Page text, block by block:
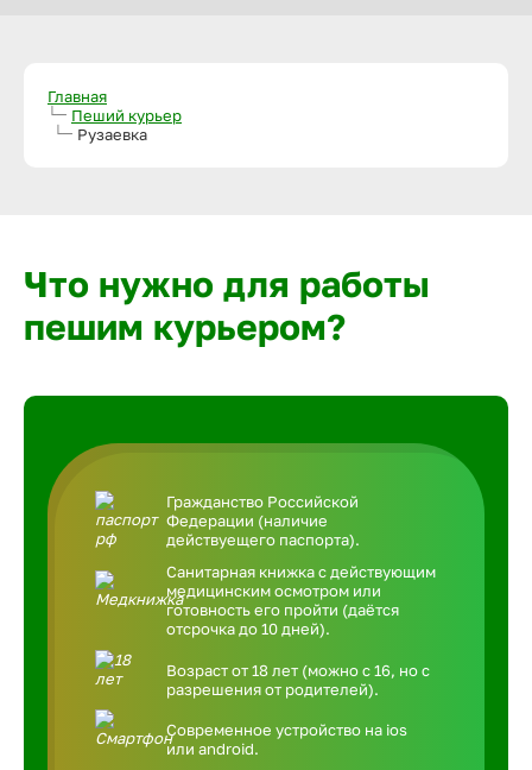
Главная
Пеший курьер
Рузаевка
Что нужно для работы
пешим курьером?
Гражданство Российской
Федерации (наличие
действуещего паспорта).
Санитарная книжка с действующим
медицинским осмотром или
готовность его пройти (даётся
отсрочка до 10 дней).
Возраст от 18 лет (можно с 16, но с
разрешения от родителей).
Современное устройство на ios
или android.